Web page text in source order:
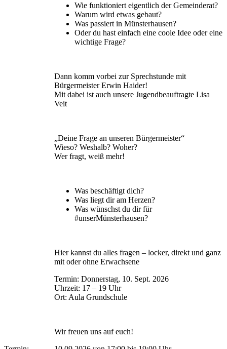
Wie funktioniert eigentlich der Gemeinderat?
Warum wird etwas gebaut?
Was passiert in Münsterhausen?
Oder du hast einfach eine coole Idee oder eine
wichtige Frage?
Dann komm vorbei zur Sprechstunde mit
Bürgermeister Erwin Haider!
Mit dabei ist auch unsere Jugendbeauftragte Lisa
Veit
„Deine Frage an unseren Bürgermeister“
Wieso? Weshalb? Woher?
Wer fragt, weiß mehr!
Was beschäftigt dich?
Was liegt dir am Herzen?
Was wünschst du dir für
#unserMünsterhausen?
Hier kannst du alles fragen – locker, direkt und ganz
mit oder ohne Erwachsene
Termin: Donnerstag, 10. Sept. 2026
Uhrzeit: 17 – 19 Uhr
Ort: Aula Grundschule
Wir freuen uns auf euch!